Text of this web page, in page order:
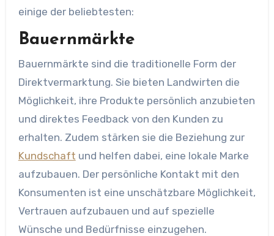
einige der beliebtesten:
Bauernmärkte
Bauernmärkte sind die traditionelle Form der
Direktvermarktung. Sie bieten Landwirten die
Möglichkeit, ihre Produkte persönlich anzubieten
und direktes Feedback von den Kunden zu
erhalten. Zudem stärken sie die Beziehung zur
Kundschaft und helfen dabei, eine lokale Marke
aufzubauen. Der persönliche Kontakt mit den
Konsumenten ist eine unschätzbare Möglichkeit,
Vertrauen aufzubauen und auf spezielle
Wünsche und Bedürfnisse einzugehen.